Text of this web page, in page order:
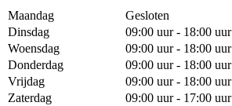
Maandag
Gesloten
Dinsdag
09:00 uur - 18:00 uur
Woensdag
09:00 uur - 18:00 uur
Donderdag
09:00 uur - 18:00 uur
Vrijdag
09:00 uur - 18:00 uur
Zaterdag
09:00 uur - 17:00 uur